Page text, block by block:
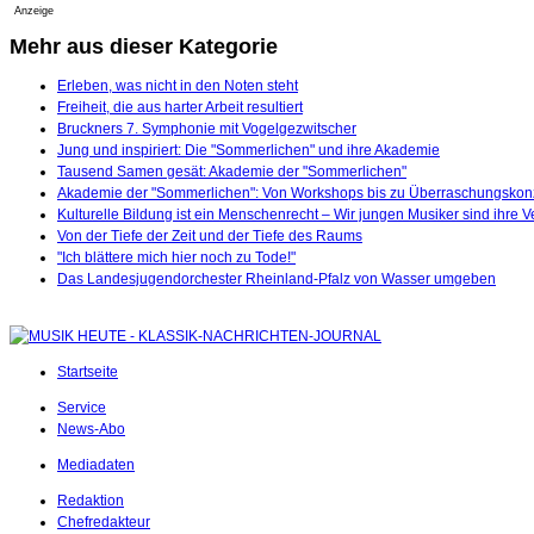
Anzeige
Mehr aus dieser Kategorie
Erleben, was nicht in den Noten steht
Freiheit, die aus harter Arbeit resultiert
Bruckners 7. Symphonie mit Vogelgezwitscher
Jung und inspiriert: Die "Sommerlichen" und ihre Akademie
Tausend Samen gesät: Akademie der "Sommerlichen"
Akademie der "Sommerlichen": Von Workshops bis zu
Kulturelle Bildung ist ein Menschenrecht – Wir jungen Musiker sind ihre
Von der Tiefe der Zeit und der Tiefe des Raums
"Ich blättere mich hier noch zu Tode!"
Das Landesjugendorchester Rheinland-Pfalz von Wasser umgeben
Startseite
Service
News-Abo
Mediadaten
Redaktion
Chefredakteur